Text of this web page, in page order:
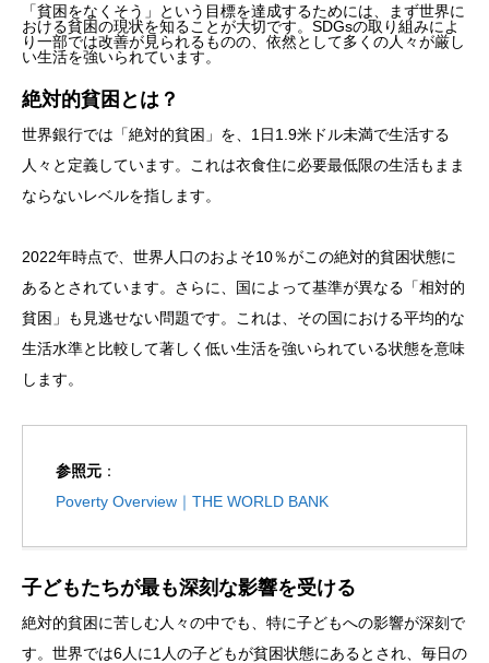
「貧困をなくそう」という目標を達成するためには、まず世界に
おける貧困の現状を知ることが大切です。SDGsの取り組みによ
り一部では改善が見られるものの、依然として多くの人々が厳し
い生活を強いられています。
絶対的貧困とは？
世界銀行では「絶対的貧困」を、1日1.9米ドル未満で生活する
人々と定義しています。これは衣食住に必要最低限の生活もまま
ならないレベルを指します。
2022年時点で、世界人口のおよそ10％がこの絶対的貧困状態に
あるとされています。さらに、国によって基準が異なる「相対的
貧困」も見逃せない問題です。これは、その国における平均的な
生活水準と比較して著しく低い生活を強いられている状態を意味
します。
参照元 ：
Poverty Overview｜THE WORLD BANK
子どもたちが最も深刻な影響を受ける
絶対的貧困に苦しむ人々の中でも、特に子どもへの影響が深刻で
す。世界では6人に1人の子どもが貧困状態にあるとされ、毎日の